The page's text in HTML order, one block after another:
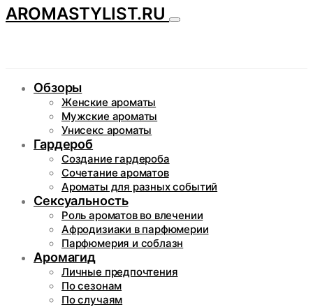
AROMASTYLIST.RU
Обзоры
Женские ароматы
Мужские ароматы
Унисекс ароматы
Гардероб
Создание гардероба
Сочетание ароматов
Ароматы для разных событий
Сексуальность
Роль ароматов во влечении
Афродизиаки в парфюмерии
Парфюмерия и соблазн
Аромагид
Личные предпочтения
По сезонам
По случаям